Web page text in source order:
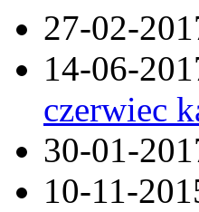
27-02-
14-06-
czerwiec
30-01-
10-11-